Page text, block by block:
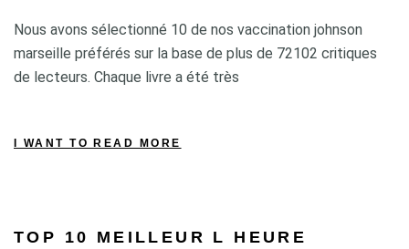
Nous avons sélectionné 10 de nos vaccination johnson
marseille préférés sur la base de plus de 72102 critiques
de lecteurs. Chaque livre a été très
I WANT TO READ MORE
TOP 10 MEILLEUR L HEURE